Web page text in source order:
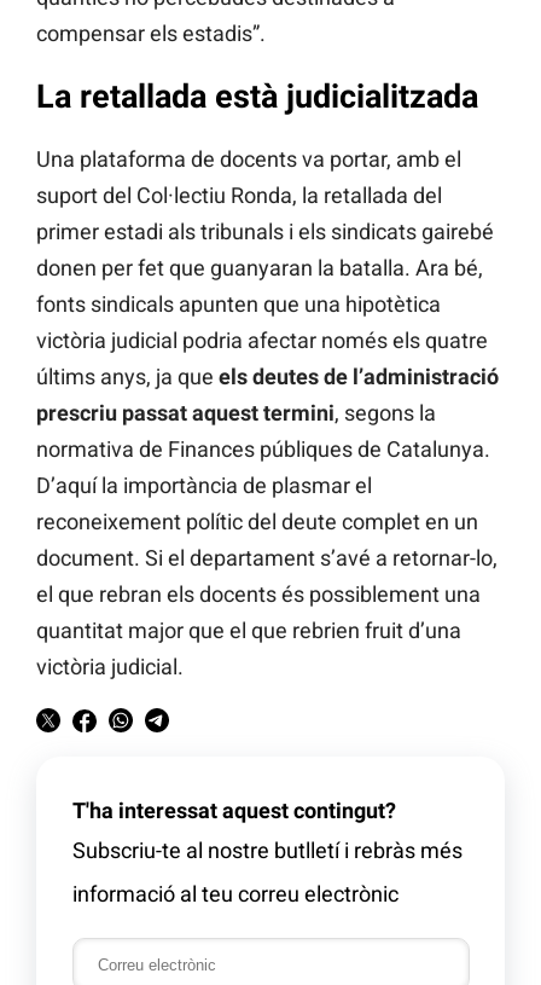
compensar els estadis”.
La retallada està judicialitzada
Una plataforma de docents va portar, amb el
suport del Col·lectiu Ronda, la retallada del
primer estadi als tribunals i els sindicats gairebé
donen per fet que guanyaran la batalla. Ara bé,
fonts sindicals apunten que una hipotètica
victòria judicial podria afectar només els quatre
últims anys, ja que els deutes de l’administració
prescriu passat aquest termini, segons la
normativa de Finances públiques de Catalunya.
D’aquí la importància de plasmar el
reconeixement polític del deute complet en un
document. Si el departament s’avé a retornar-lo,
el que rebran els docents és possiblement una
quantitat major que el que rebrien fruit d’una
victòria judicial.
T'ha interessat aquest contingut?
Subscriu-te al nostre butlletí i rebràs més
informació al teu correu electrònic